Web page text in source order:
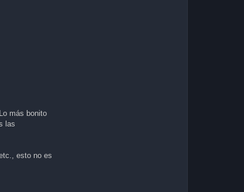
más bonito
las
esto no es